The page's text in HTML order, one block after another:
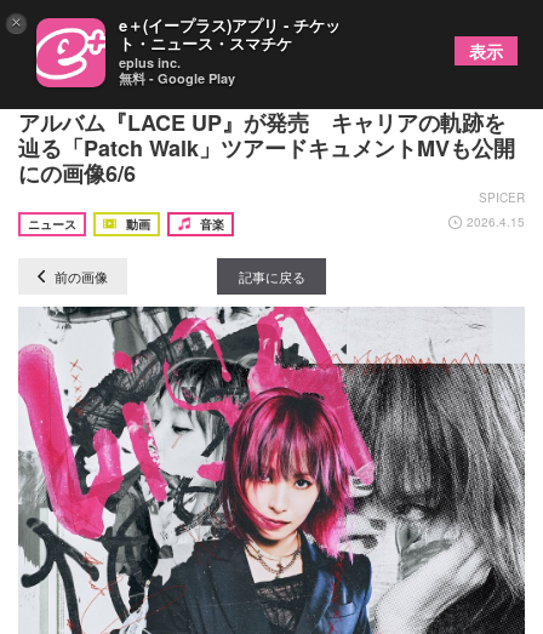
LiSA、ソロデビュー15周年イヤーを記念したフル
アルバム『LACE UP』が発売 キャリアの軌跡を
辿る「Patch Walk」ツアードキュメントMVも公開
にの画像6/6
SPICER
ニュース
動画 音楽 2026.4.15
前の画像 記事に戻る
× e＋(イープラス)アプリ - チケッ
ト・ニュース・スマチケ
eplus inc.
無料 - Google Play
表示